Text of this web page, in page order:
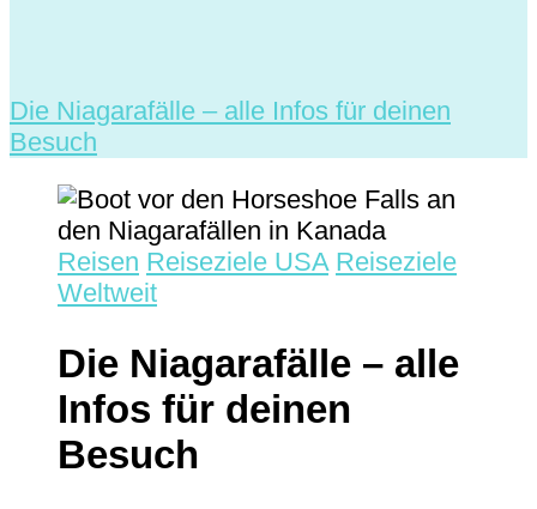
Die Niagarafälle – alle Infos für deinen
Besuch
Reisen Reiseziele USA Reiseziele
Weltweit
Die Niagarafälle – alle
Infos für deinen
Besuch